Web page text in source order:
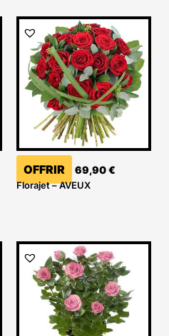
OFFRIR 69,90€
Florajet – AVEUX